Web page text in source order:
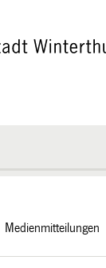
Medienmitteilungen